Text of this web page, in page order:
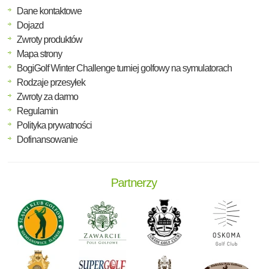
Dane kontaktowe
Dojazd
Zwroty produktów
Mapa strony
BogiGolf Winter Challenge turniej golfowy na symulatorach
Rodzaje przesyłek
Zwroty za darmo
Regulamin
Polityka prywatności
Dofinansowanie
Partnerzy